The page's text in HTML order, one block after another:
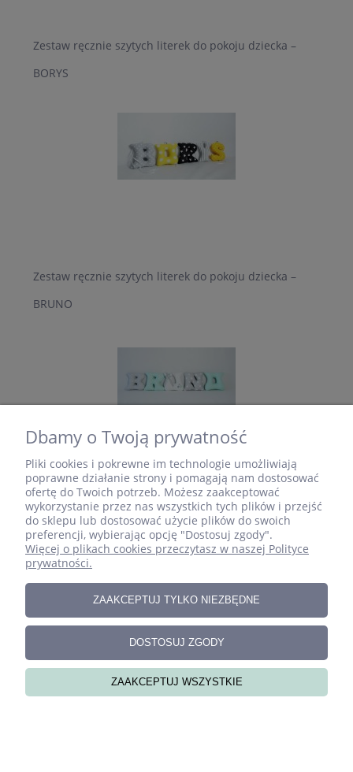
Zestaw ręcznie szytych literek do pokoju dziecka –
BORYS
Zestaw ręcznie szytych literek do pokoju dziecka –
BRUNO
Zestaw ręcznie szytych literek do pokoju dziecka –
CYPRIAN
Dbamy o Twoją prywatność
Pliki cookies i pokrewne im technologie umożliwiają
poprawne działanie strony i pomagają nam dostosować
ofertę do Twoich potrzeb. Możesz zaakceptować
wykorzystanie przez nas wszystkich tych plików i przejść
do sklepu lub dostosować użycie plików do swoich
preferencji, wybierając opcję "Dostosuj zgody".
Więcej o plikach cookies przeczytasz w naszej Polityce
prywatności.
ZAAKCEPTUJ TYLKO NIEZBĘDNE
DOSTOSUJ ZGODY
ZAAKCEPTUJ WSZYSTKIE